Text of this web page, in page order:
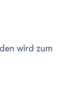
wird zum